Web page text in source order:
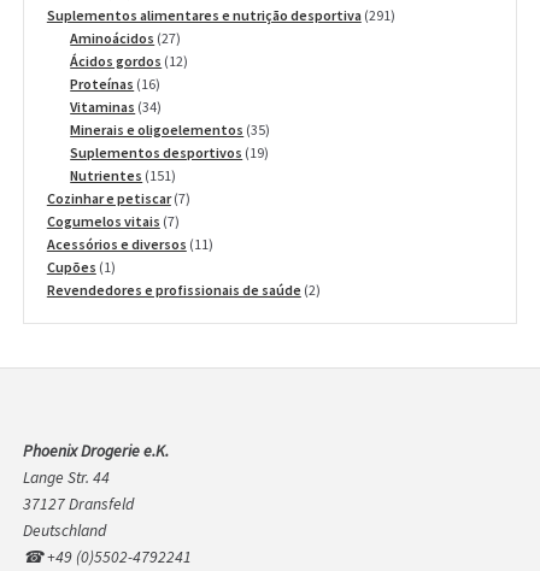
produtos
Suplementos alimentares e nutrição desportiva 291291
Aminoácidos 2727
produtos
Ácidos gordos 1212
Proteínas 1616
produtos
Vitaminas 3434
produtos
Minerais e oligoelementos 3535
produtos
Suplementos desportivos 1919
Nutrientes 151151
produtos
Cozinhar e petiscar 77
Cogumelos vitais 77
produtos
Acessórios e diversos 1111
Cupões 11
produto
Revendedores e profissionais de saúde 22
Phoenix Drogerie e.K.
Lange Str. 44
37127 Dransfeld
Deutschland
☎ +49 (0)5502-4792241